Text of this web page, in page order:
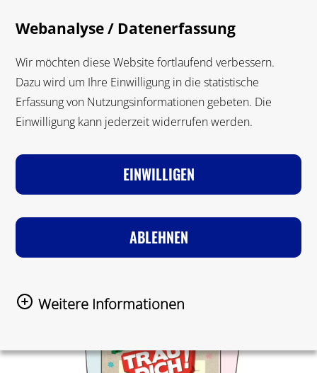
Webanalyse / Datenerfassung
Wir möchten diese Website fortlaufend verbessern.
Dazu wird um Ihre Einwilligung in die statistische
Erfassung von Nutzungsinformationen gebeten. Die
Einwilligung kann jederzeit widerrufen werden.
EINWILLIGEN
ABLEHNEN
Weitere Informationen
Suche
Zur Startseite
ZURÜCK